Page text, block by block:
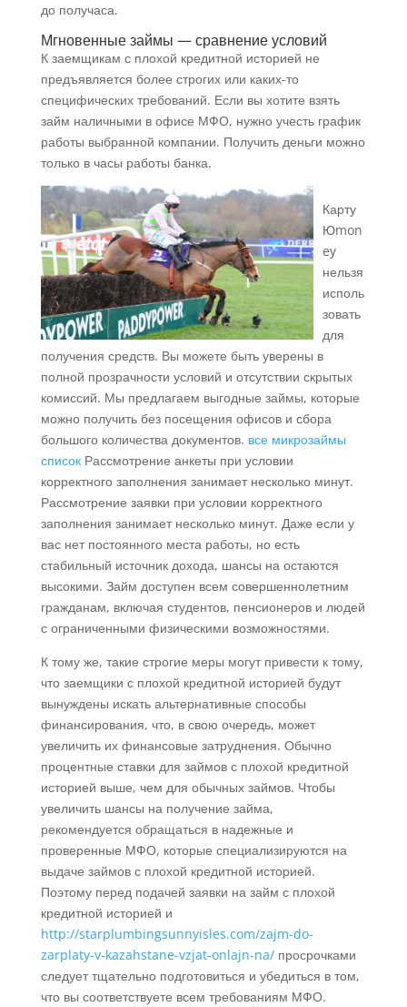
до получаса.
Мгновенные займы — сравнение условий
К заемщикам с плохой кредитной историей не
предъявляется более строгих или каких-то
специфических требований. Если вы хотите взять
займ наличными в офисе МФО, нужно учесть график
работы выбранной компании. Получить деньги можно
только в часы работы банка.
Карту
Юmon
ey
нельзя
исполь
зовать
для
получения средств. Вы можете быть уверены в
полной прозрачности условий и отсутствии скрытых
комиссий. Мы предлагаем выгодные займы, которые
можно получить без посещения офисов и сбора
большого количества документов. все микрозаймы
списокРассмотрение анкеты при условии
корректного заполнения занимает несколько минут.
Рассмотрение заявки при условии корректного
заполнения занимает несколько минут. Даже если у
вас нет постоянного места работы, но есть
стабильный источник дохода, шансы на остаются
высокими. Займ доступен всем совершеннолетним
гражданам, включая студентов, пенсионеров и людей
с ограниченными физическими возможностями.
К тому же, такие строгие меры могут привести к тому,
что заемщики с плохой кредитной историей будут
вынуждены искать альтернативные способы
финансирования, что, в свою очередь, может
увеличить их финансовые затруднения. Обычно
процентные ставки для займов с плохой кредитной
историей выше, чем для обычных займов. Чтобы
увеличить шансы на получение займа,
рекомендуется обращаться в надежные и
проверенные МФО, которые специализируются на
выдаче займов с плохой кредитной историей.
Поэтому перед подачей заявки на займ с плохой
кредитной историей и
http://starplumbingsunnyisles.com/zajm-do-
zarplaty-v-kazahstane-vzjat-onlajn-na/просрочками
следует тщательно подготовиться и убедиться в том,
что вы соответствуете всем требованиям МФО.